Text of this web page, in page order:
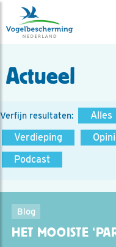
Actueel
Verfijn resultaten: Alles
Verdieping
Podcast
Blog
HET MOOISTE